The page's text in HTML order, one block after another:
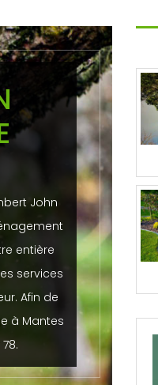
John
entière
services
Afin de
à Mantes